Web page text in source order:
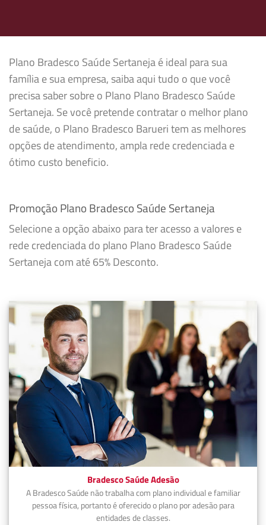
Plano Bradesco Saúde Sertaneja é ideal para sua
família e sua empresa, saiba aqui tudo o que você
precisa saber sobre o Plano Plano Bradesco Saúde
Sertaneja. Se você pretende contratar o melhor plano
de saúde, o Plano Bradesco Barueri tem as melhores
opções de atendimento, ampla rede credenciada e
ótimo custo beneficio.
Promoção Plano Bradesco Saúde Sertaneja
Selecione a opção abaixo para ter acesso a valores e
rede credenciada do plano Plano Bradesco Saúde
Sertaneja com até 65% Desconto.
Bradesco Saúde Adesão
A Bradesco Saúde não trabalha com plano individual e familiar
pessoa física, portanto é oferecido o plano por adesão para
entidades de classes.